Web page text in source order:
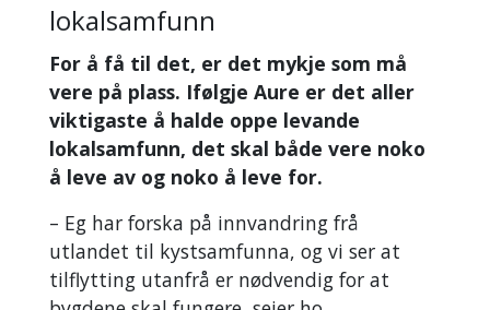
lokalsamfunn
For å få til det, er det mykje som må
vere på plass. Ifølgje Aure er det aller
viktigaste å halde oppe levande
lokalsamfunn, det skal både vere noko
å leve av og noko å leve for.
– Eg har forska på innvandring frå
utlandet til kystsamfunna, og vi ser at
tilflytting utanfrå er nødvendig for at